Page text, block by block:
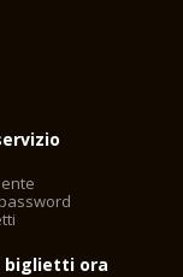
biglietti ora